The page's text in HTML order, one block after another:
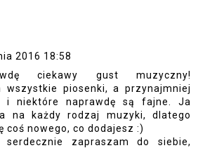
2016 18:58
ciekawy gust muzyczny!
wszystkie piosenki, a przynajmniej
i niektóre naprawdę są fajne. Ja
na każdy rodzaj muzyki, dlatego
coś nowego, co dodajesz :)
serdecznie zapraszam do siebie,